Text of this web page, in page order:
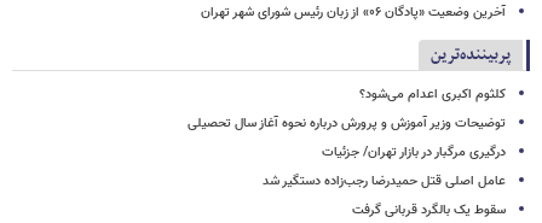
آخرین وضعیت «پادگان ۰۶» از زبان رئیس شورای شهر تهران
پربیننده‌ترین
کلثوم اکبری اعدام می‌شود؟
توضیحات وزیر آموزش و پرورش درباره نحوه آغاز سال تحصیلی
درگیری مرگبار در بازار تهران/ جزئیات
عامل اصلی قتل حمیدرضا رجب‌زاده دستگیر شد
سقوط یک بالگرد قربانی گرفت